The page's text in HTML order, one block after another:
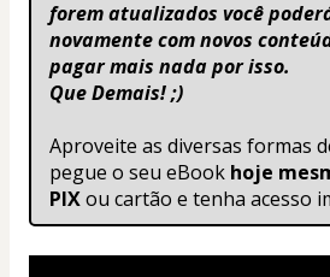
forem atualizados você
novamente com novos
pagar mais nada por isso.
Que Demais! ;)
Aproveite as diversas formas
pegue o seu eBook hoje
PIX ou cartão e tenha acesso